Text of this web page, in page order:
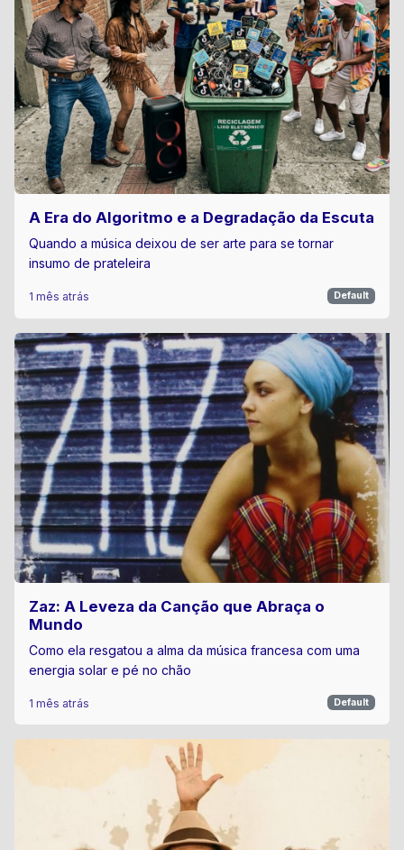
A Era do Algoritmo e a Degradação da Escuta
Quando a música deixou de ser arte para se tornar
insumo de prateleira
1 mês atrás Default
Zaz: A Leveza da Canção que Abraça o
Mundo
Como ela resgatou a alma da música francesa com uma
energia solar e pé no chão
1 mês atrás Default